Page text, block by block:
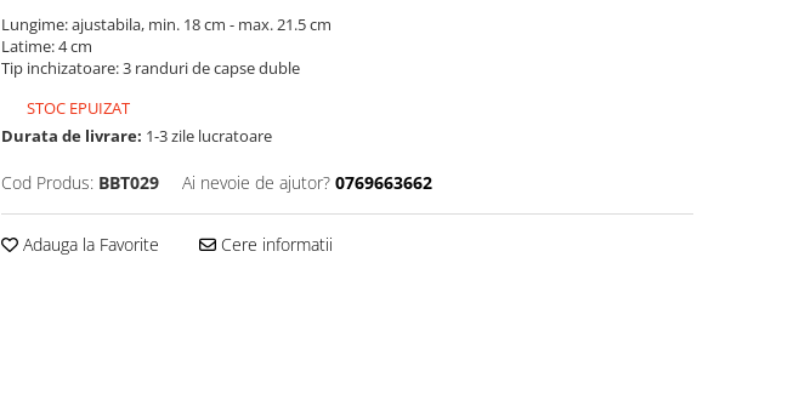
Lungime: ajustabila, min. 18 cm - max. 21.5 cm
Latime: 4 cm
Tip inchizatoare: 3 randuri de capse duble
STOC EPUIZAT
Durata de livrare: 1-3 zile lucratoare
Cod Produs: BBT029 Ai nevoie de ajutor? 0769663662
Adauga la Favorite Cere informatii